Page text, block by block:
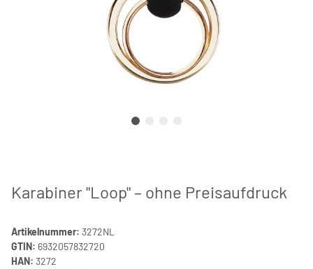
Karabiner "Loop" – ohne Preisaufdruck
Artikelnummer: 3272NL
GTIN: 6932057832720
HAN: 3272